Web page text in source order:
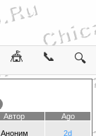
🎪 📞 🔍
Автор Ago
Аноним 2d